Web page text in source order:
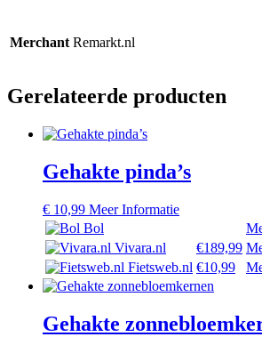
Merchant Remarkt.nl
Gerelateerde producten
Gehakte pinda’s
€ 10,99 Meer Informatie
Bol
Vivara.nl
€189,99
Fietsweb.nl €10,99
Gehakte